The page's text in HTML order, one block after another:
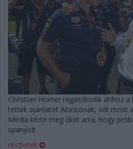
Christian Horner ragaszkodik ahhoz
tettek ajánlatot Alonsónak, sőt most
Media kérte meg őket arra, hogy
spanyolt.
részletek